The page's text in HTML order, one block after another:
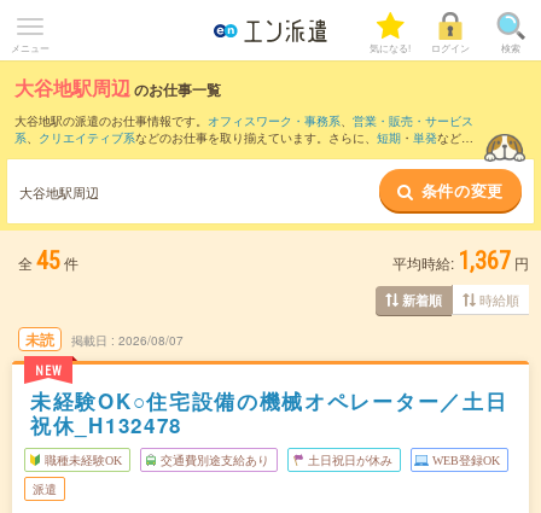
メニュー 気になる! ログイン 検索
大谷地駅周辺のお仕事一覧
大谷地駅の派遣のお仕事情報です。 オフィスワーク・事務系、 営業・販売・サービス
系、 クリエイティブ系などのお仕事を取り揃えています。さらに、 短期 ・ 単発などの
また、大通駅・ 西４丁目駅
など近隣駅のお
仕事もご確認いただけます。
大谷地駅周辺 条件の変更
全 45件 平均時給: 1,367 円
新着順 時給順
未読
NEW
掲載日 2026/08/07
未経験OK○住宅設備の機械オペレーター／土日
祝休_H132478
職種未経験OK 交通費別途支給あり 土日祝日が休み WEB登録OK
派遣